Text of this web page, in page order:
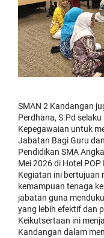
SMAN 2 Kandangan
Perdhana, S.Pd
Kepegawaian untuk
Jabatan Bagi Guru
Pendidikan SMA
Mei 2026 di Hotel
Kegiatan ini bertujuan
kemampuan tenaga
jabatan guna
yang lebih efektif dan
Keikutsertaan ini
Kandangan dalam